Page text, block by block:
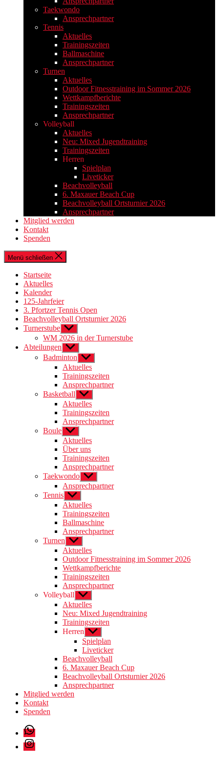
Taekwondo
Ansprechpartner
Tennis
Aktuelles
Trainingszeiten
Ballmaschine
Ansprechpartner
Turnen
Aktuelles
Outdoor Fitnesstraining im Sommer 2026
Wettkampfberichte
Trainingszeiten
Ansprechpartner
Volleyball
Aktuelles
Neu: Mixed Jugendtraining
Trainingszeiten
Herren
Spielplan
Liveticker
Beachvolleyball
6. Maxauer Beach Cup
Beachvolleyball Ortsturnier 2026
Ansprechpartner
Mitglied werden
Kontakt
Spenden
Menü schließen
Startseite
Aktuelles
Kalender
125-Jahrfeier
3. Pfortzer Tennis Open
Beachvolleyball Ortsturnier 2026
Turnerstube Untermenü
anzeigen
WM 2026 in der Turnerstube
Abteilungen Untermenü
anzeigen
Badminton Untermenü
anzeigen
Aktuelles
Trainingszeiten
Ansprechpartner
Basketball Untermenü
anzeigen
Aktuelles
Trainingszeiten
Ansprechpartner
Boule Untermenü
anzeigen
Aktuelles
Über uns
Trainingszeiten
Ansprechpartner
Taekwondo Untermenü
anzeigen
Ansprechpartner
Tennis Untermenü
anzeigen
Aktuelles
Trainingszeiten
Ballmaschine
Ansprechpartner
Turnen Untermenü
anzeigen
Aktuelles
Outdoor Fitnesstraining im Sommer 2026
Wettkampfberichte
Trainingszeiten
Ansprechpartner
Volleyball Untermenü
anzeigen
Aktuelles
Neu: Mixed Jugendtraining
Trainingszeiten
Herren Untermenü
anzeigen
Spielplan
Liveticker
Beachvolleyball
6. Maxauer Beach Cup
Beachvolleyball Ortsturnier 2026
Ansprechpartner
Mitglied werden
Kontakt
Spenden
WhatsApp
Instagram